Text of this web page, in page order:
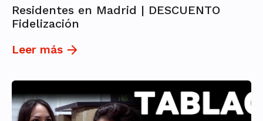
Residentes en Madrid | DESCUENTO
Fidelización
Leer más